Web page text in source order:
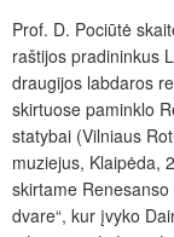
Prof. D. Pociūtė
raštijos pradininkus
draugijos labdaros
skirtuose paminklo
statybai (Vilniaus
muziejus, Klaipėda,
skirtame
dvare“, kur įvyko